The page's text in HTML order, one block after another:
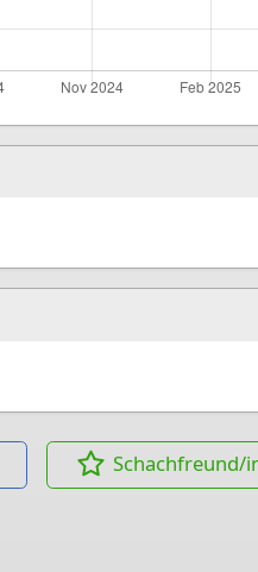
Schachfreund/